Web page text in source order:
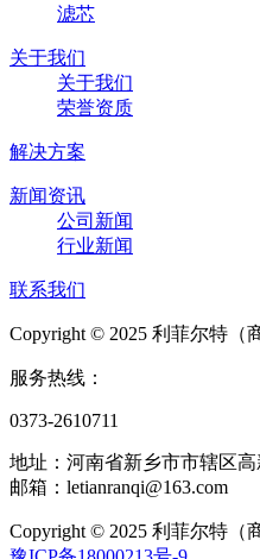
滤芯
关于我们
关于我们
荣誉资质
解决方案
新闻资讯
公司新闻
行业新闻
联系我们
Copyright © 2025 利菲尔特（
服务热线：
0373-2610711
地址：河南省新乡市市辖区
邮箱：letianranqi@163.com
Copyright © 2025 利菲尔特（